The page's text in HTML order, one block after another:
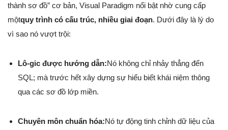
thành sơ đồ” cơ bản, Visual Paradigm nổi bật nhờ cung cấp
mộtquy trình có cấu trúc, nhiều giai đoạn. Dưới đây là lý do
vì sao nó vượt trội:
Lô-gic được hướng dẫn:Nó không chỉ nhảy thẳng đến
SQL; mà trước hết xây dựng sự hiểu biết khái niệm thông
qua các sơ đồ lớp miền.
Chuyên môn chuẩn hóa:Nó tự động tinh chỉnh dữ liệu của